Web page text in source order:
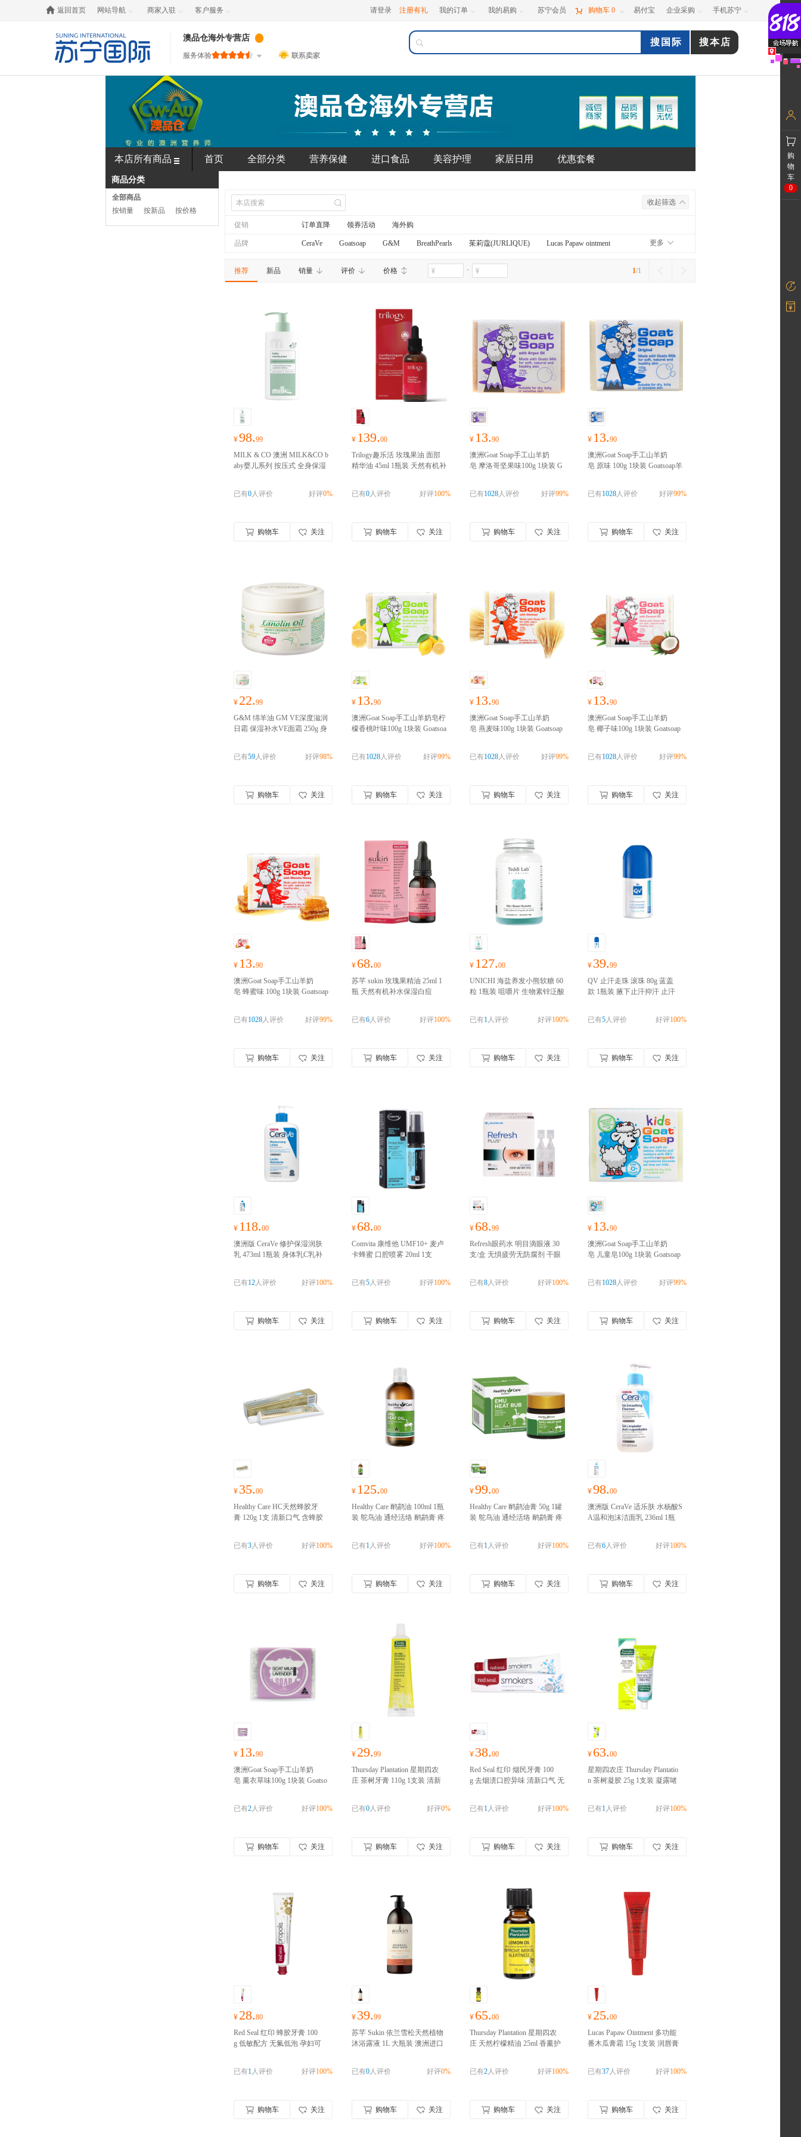
 返回首页 网站导航  商家入驻  客户服务  请登录 注册有礼 我的订单  我的易购  苏宁会员  购物车 0  易付宝 企业采购  手机苏宁 

澳品仓海外专营店
服务体验
本店所有商品 首页 全部分类 营养保健 进口食品 美容护理 家居日用 优惠套餐
商品分类
全部商品
按销量
按新品 按价格
收起筛选
促销 订单直降 领券活动 海外购
品牌 CeraVe Goatsoap G&M BreathPearls 茱莉蔻(JURLIQUE)
Lucas Papaw ointment
Refresh
澳世康(Healthy Care) Trilogy 星期四农庄(Thursday Plantation)
更多
推荐 新品 销量 评价 价格 - 1/1
¥98.99
MILK & CO 澳洲 MILK&CO b
aby婴儿系列 按压式 全身保湿
证 上传身份信息
已有0人评价 好评0%
购物车 关注
¥ 139.00
Trilogy趣乐活 玫瑰果油 面部
精华油 45ml 1瓶装 天然有机补
证
已有0人评价 好评100%
购物车 关注
¥ 13.90
澳洲Goat Soap手工山羊奶
皂 摩洛哥坚果味100g 1块装 G
口，请完成实名认证
已有1028人评价 好评99%
购物车 关注
¥ 13.90
澳洲Goat Soap手工山羊奶
皂 原味 100g 1块装 Goatsoap羊
请完成实名认证
已有1028人评价 好评99%
购物车 关注
¥ 22.99
G&M 绵羊油 GM VE深度滋润
日霜 保湿补水VE面霜 250g 身
已有59人评价 好评98%
购物车 关注
¥ 13.90
澳洲Goat Soap手工山羊奶皂柠
檬香桃叶味100g 1块装 Goatsoa
请完成实名认证
已有1028人评价 好评99%
购物车 关注
¥ 13.90
澳洲Goat Soap手工山羊奶
皂 燕麦味100g 1块装 Goatsoap
口 请完成实名认证
已有1028人评价 好评99%
购物车 关注
¥ 13.90
澳洲Goat Soap手工山羊奶
皂 椰子味100g 1块装 Goatsoap
口，请完成实名认证
已有1028人评价 好评99%
购物车 关注
¥ 13.90
澳洲Goat Soap手工山羊奶
皂 蜂蜜味 100g 1块装 Goatsoap
请完成实名认证
已有1028人评价 好评99%
购物车 关注
¥ 68.00
苏芊 sukin 玫瑰果精油 25ml 1
瓶 天然有机补水保湿白痘
已有6人评价 好评100%
购物车 关注
¥ 127.00
UNICHI 海盐养发小熊软糖 60
粒 1瓶装 咀嚼片 生物素锌泛酸
进口 请完成实名认证
已有1人评价 好评100%
购物车 关注
¥ 39.99
QV 止汗走珠 滚珠 80g 蓝盖
款 1瓶装 腋下止汗抑汗 止汗
成实名认证
已有5人评价 好评100%
购物车 关注
¥ 118.00
澳洲版 CeraVe 修护保湿润肤
乳 473ml 1瓶装 身体乳C乳补
成实名认证
已有12人评价 好评100%
购物车 关注
¥ 68.00
Comvita 康维他 UMF10+ 麦卢
卡蜂蜜 口腔喷雾 20ml 1支
身份证信息
已有5人评价 好评100%
购物车 关注
¥ 68.99
Refresh眼药水 明目滴眼液 30
支/盒 无惧疲劳无防腐剂 干眼
证
已有8人评价 好评100%
购物车 关注
¥ 13.90
澳洲Goat Soap手工山羊奶
皂 儿童皂100g 1块装 Goatsoap
口，请完成实名认证
已有1028人评价 好评99%
购物车 关注
¥ 35.00
Healthy Care HC天然蜂胶牙
膏 120g 1支 清新口气 含蜂胶
已有3人评价 好评100%
购物车 关注
¥ 125.00
Healthy Care 鸸鹋油 100ml 1瓶
装 鸵鸟油 通经活络 鸸鹋膏 疼
完成实名认证
已有1人评价 好评100%
购物车 关注
¥99.00
Healthy Care 鸸鹋油膏 50g 1罐
装 鸵鸟油 通经活络 鸸鹋膏 疼
完成实名认证
已有1人评价 好评100%
购物车 关注
¥98.00
澳洲版 CeraVe 适乐肤 水杨酸S
A温和泡沫洁面乳 236ml 1瓶
认证
已有6人评价 好评100%
购物车 关注
¥ 13.90
澳洲Goat Soap手工山羊奶
皂 薰衣草味100g 1块装 Goatso
完成实名认证
已有2人评价 好评100%
购物车 关注
¥ 29.99
Thursday Plantation 星期四农
庄 茶树牙膏 110g 1支装 清新
已有0人评价 好评0%
购物车 关注
¥ 38.00
Red Seal 红印 烟民牙膏 100
g 去烟渍口腔异味 清新口气 无
已有1人评价 好评100%
购物车 关注
¥ 63.00
星期四农庄 Thursday Plantatio
n 茶树凝胶 25g 1支装 凝露啫
已有1人评价 好评100%
购物车 关注
¥ 28.80
Red Seal 红印 蜂胶牙膏 100
g 低敏配方 无氟低泡 孕妇可
已有1人评价 好评100%
购物车 关注
¥ 39.99
苏芊 Sukin 依兰雪松天然植物
沐浴露液 1L 大瓶装 澳洲进口
已有0人评价 好评0%
购物车 关注
¥ 65.00
Thursday Plantation 星期四农
庄 天然柠檬精油 25ml 香薰护
实名认证
已有2人评价 好评100%
购物车 关注
¥ 25.00
Lucas Papaw Ointment 多功能
番木瓜膏霜 15g 1支装 润唇膏
已有37人评价 好评100%
购物车 关注
购
物
车
0